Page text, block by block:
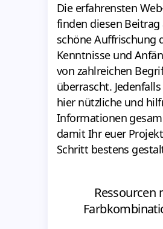
Die erfahrensten
finden diesen Beitrag
schöne Auffrischung
Kenntnisse und
von zahlreichen
überrascht.
hier nützliche und
Informationen
damit Ihr euer
Schritt bestens
Ressourcen